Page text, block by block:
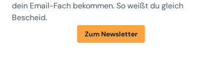
dein Email-Fach bekommen. So weißt du gleich
Bescheid.
Zum Newsletter